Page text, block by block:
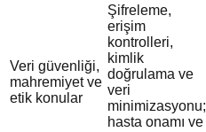
Veri güvenliği,
mahremiyet ve
etik konular
Şifreleme,
erişim
kontrolleri,
kimlik
doğrulama ve
veri
minimizasyonu;
hasta onamı ve